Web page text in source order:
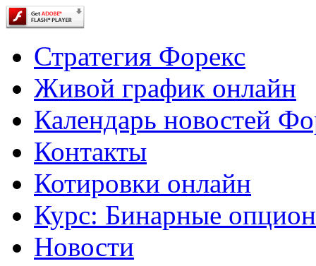
Стратегия Форекс
Живой график онлайн
Календарь новостей
Контакты
Котировки онлайн
Курс: Бинарные
Новости